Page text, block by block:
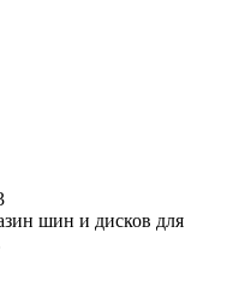
шин и дисков для